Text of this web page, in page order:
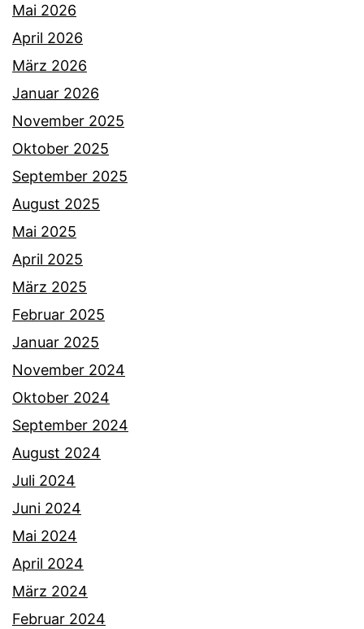
Mai 2026
April 2026
März 2026
Januar 2026
November 2025
Oktober 2025
September 2025
August 2025
Mai 2025
April 2025
März 2025
Februar 2025
Januar 2025
November 2024
Oktober 2024
September 2024
August 2024
Juli 2024
Juni 2024
Mai 2024
April 2024
März 2024
Februar 2024